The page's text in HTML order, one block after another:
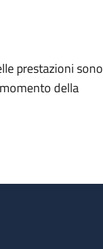
prestazioni sono
della